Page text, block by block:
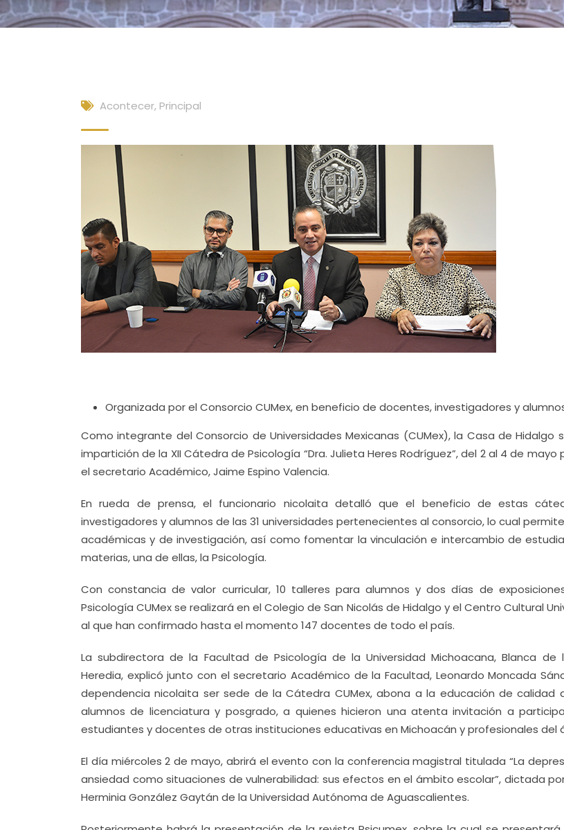
Acontecer, Principal
Organizada por el Consorcio CUMex, en beneficio de docentes, investigadores y
Como integrante del Consorcio de Universidades Mexicanas (CUMex), la Casa de Hidalgo
impartición de la XII Cátedra de Psicología “Dra. Julieta Heres Rodríguez”, del 2 al 4 de mayo
el secretario Académico, Jaime Espino Valencia.
En rueda de prensa, el funcionario nicolaita detalló que el beneficio de estas
investigadores y alumnos de las 31 universidades pertenecientes al consorcio, lo cual
académicas y de investigación, así como fomentar la vinculación e intercambio de
materias, una de ellas, la Psicología.
Con constancia de valor curricular, 10 talleres para alumnos y dos días de
Psicología CUMex se realizará en el Colegio de San Nicolás de Hidalgo y el Centro Cultural
al que han confirmado hasta el momento 147 docentes de todo el país.
La subdirectora de la Facultad de Psicología de la Universidad Michoacana, Blanca de
Heredia, explicó junto con el secretario Académico de la Facultad, Leonardo Moncada
dependencia nicolaita ser sede de la Cátedra CUMex, abona a la educación de calidad
alumnos de licenciatura y posgrado, a quienes hicieron una atenta invitación a
estudiantes y docentes de otras instituciones educativas en Michoacán y profesionales del
El día miércoles 2 de mayo, abrirá el evento con la conferencia magistral titulada “La
ansiedad como situaciones de vulnerabilidad: sus efectos en el ámbito escolar”, dictada
Herminia González Gaytán de la Universidad Autónoma de Aguascalientes.